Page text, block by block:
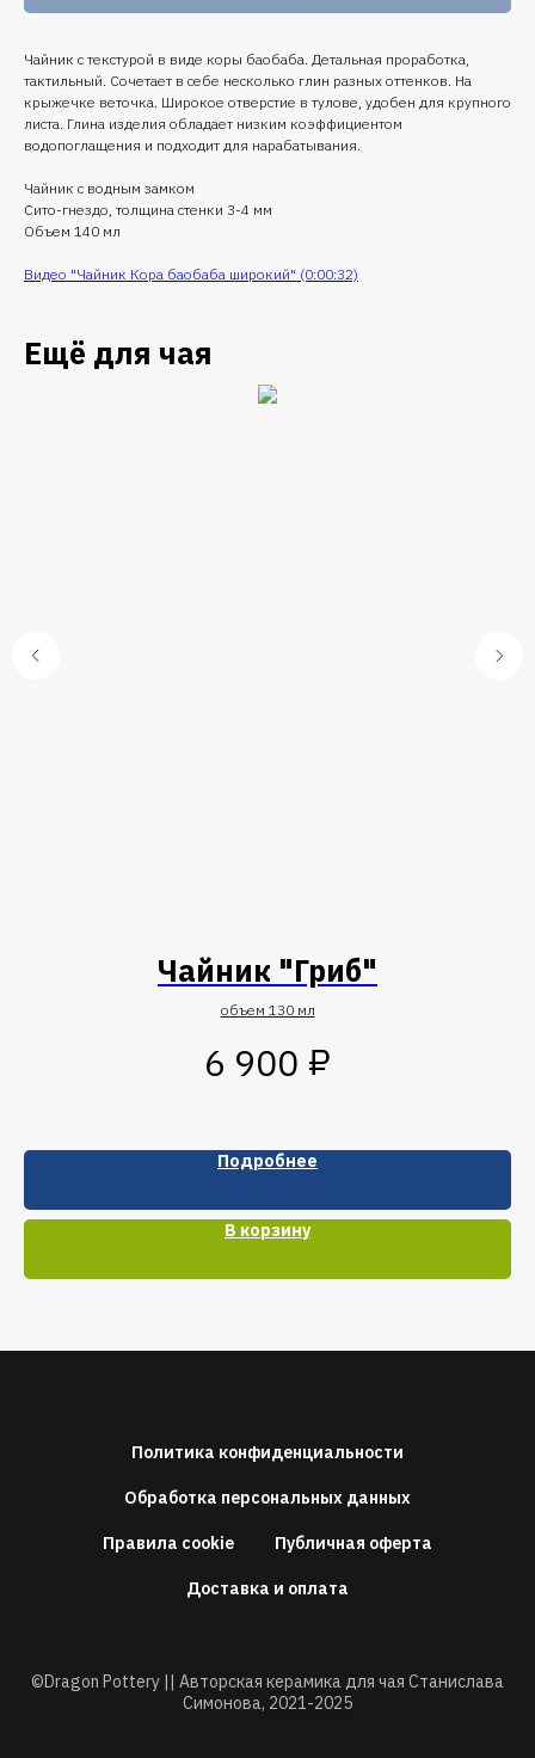
Чайник с текстурой в виде коры баобаба. Детальная проработка,
тактильный. Сочетает в себе несколько глин разных оттенков. На
крыжечке веточка. Широкое отверстие в тулове, удобен для крупного
листа. Глина изделия обладает низким коэффициентом
водопоглащения и подходит для нарабатывания.
Чайник с водным замком
Сито-гнездо, толщина стенки 3-4 мм
Объем 140 мл
Видео "Чайник Кора баобаба широкий" (0:00:32)
Ещё для чая
Чайник "Гриб"
объем 130 мл
6 900 ₽
Подробнее
В корзину
Политика конфиденциальности
Обработка персональных данных
Правила cookie Публичная оферта
Доставка и оплата
©Dragon Pottery || Авторская керамика для чая Станислава
Симонова, 2021-2025